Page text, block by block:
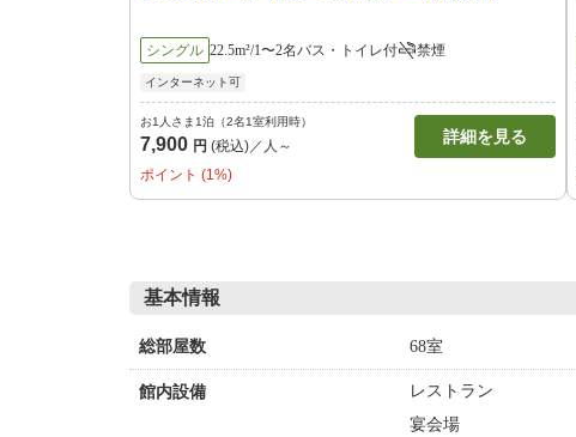
シングル 22.5m²/1〜2名バス・トイレ付 禁煙
インターネット可
お1人さま1泊（2名1室利用時）
7,900 円 (税込)／人～ 詳細を見る
ポイント (1%)
基本情報
総部屋数 68室
館内設備 レストラン
宴会場